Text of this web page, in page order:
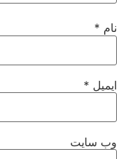
نام *
ایمیل *
وب‌ سایت